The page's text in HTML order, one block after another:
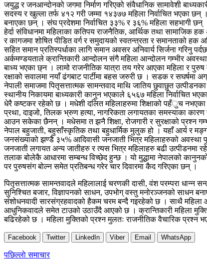
जयुद्ध र जनआन्दोनको जगमा निर्माण गरिएको संवैधानिक सामावेशी
सदस्य र खुल्ला तर्फ ४१२ गरी जम्मा १४३७७ महिला निर्वाचित भएका छन्
बनाएका छन् । संघ प्रदेशमा निर्वाचित ३३% र ३६% महिला सहभागी
हेर्दा संविधानमा महिलाका कतिपय राजनैतिक, आर्थिक तथा सामाजिक
र कागजमा शोषित पीडित वर्ग र समुदायको स्वतन्त्रता र समानताको हक
सहित समान प्रतिस्पर्धाका लागि समान अवसर अनिवार्य सिर्जना गरिनु
अर्कमण्डयताले क्रान्तिकारी आन्दोलन संगै महिला आन्दोलन गम्भीर
बाध्य भएका छ्न । लामो राजनीतिक यात्रा तय गरेर आएका महिला र पुरुष
रक्षाको सवालमा नयाँ ढंगबाट पार्टीमा बहस जरुरी छ । सडक र सघर्षमा
नेपाली समाजमा पितृसत्तात्मक सामन्तवाद माथि जातिय छुवाछुत
स्थानीय निकायमा बाध्यकारी कानुन भएकाले ६५६७ महिला निर्वाचित
धेरै कष्टकर रहेको छ । मधेशी दलित महिलाहरुमा शिक्षाको पहँुच नभएका
प्रथा, दाइजो, तिलक भ्रुण हत्या, नागरिकता लगायतका समस्याका कारण
आउन सकेका छैनन् । मधेसमा त झनै शिक्षा, रोजगारी र सुरक्षाको प्रश्न
नेपाल बहुजाती, बहुसाँस्कृतिक तथा बहुधार्मिक मुलुक हो । यहाँ आर्य र
जनसंख्याको झण्डै ३५% आदिवासी जनजाती भित्र महिलाहरुको अवस्था
जनजाती लगायत अन्य जातीहरु र त्यस भित्र महिलाहरु बढी उत्पीडनमा
तलाक बोलेकै आधारमा सम्बन्ध विच्छेद हुन्छ । यो मुद्धामा नेपालको
पर पुरुषसंग बोल्न समेत प्रतिबन्ध गरेर चार दिवारमा कैद गरिएका छन् ।
पितृसत्तात्मक सामन्तवादले महिलालाई चरणकी दासी, वंश परम्परा धान्न
सुनिश्चित बजार, विज्ञापनको साधन, उपभोग् वस्तु मनोरञ्जनको साधन
संशोधनवादी सारसंग्रहवादको हैकम चरम बन्दै गइरहेको छ । साथै महिला
आधुनिकवादले समेत टाउको उठाउँदै आएको छ । क्रान्तिकारी महिला
बढिरहेको छ । महिला मुक्तिको प्रश्न मुलतः राजनीतिक वैचारिक प्रश्न
Facebook Twitter LinkedIn Viber Email WhatsApp
Post
पछिल्लाे समाचार